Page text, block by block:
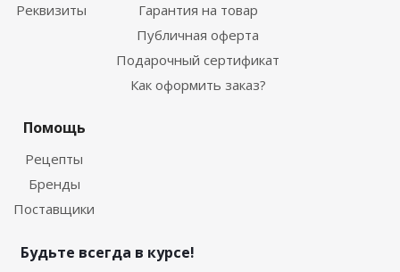
Реквизиты
Гарантия на товар
Публичная оферта
Подарочный сертификат
Как оформить заказ?
Помощь
Рецепты
Бренды
Поставщики
Будьте всегда в курсе!